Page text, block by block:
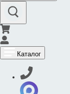
Каталог